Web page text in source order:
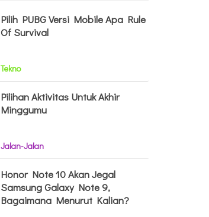
Pilih PUBG Versi Mobile Apa Rule
Of Survival
Tekno
Pilihan Aktivitas Untuk Akhir
Minggumu
Jalan-Jalan
Honor Note 10 Akan Jegal
Samsung Galaxy Note 9,
Bagaimana Menurut Kalian?